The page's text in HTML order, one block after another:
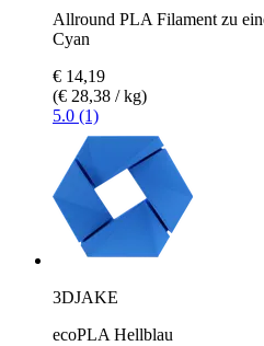
Allround PLA Filament zu
Cyan
€ 14,19
(€ 28,38 / kg)
5.0 (1)
3DJAKE
ecoPLA Hellblau